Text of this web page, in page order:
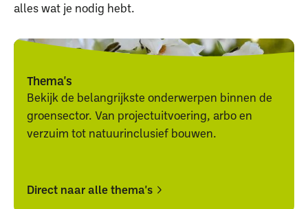
alles wat je nodig hebt.
Thema's
Bekijk de belangrijkste onderwerpen binnen de
groensector. Van projectuitvoering, arbo en
verzuim tot natuurinclusief bouwen.
Direct naar alle thema's